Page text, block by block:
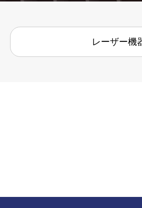
レーザー機